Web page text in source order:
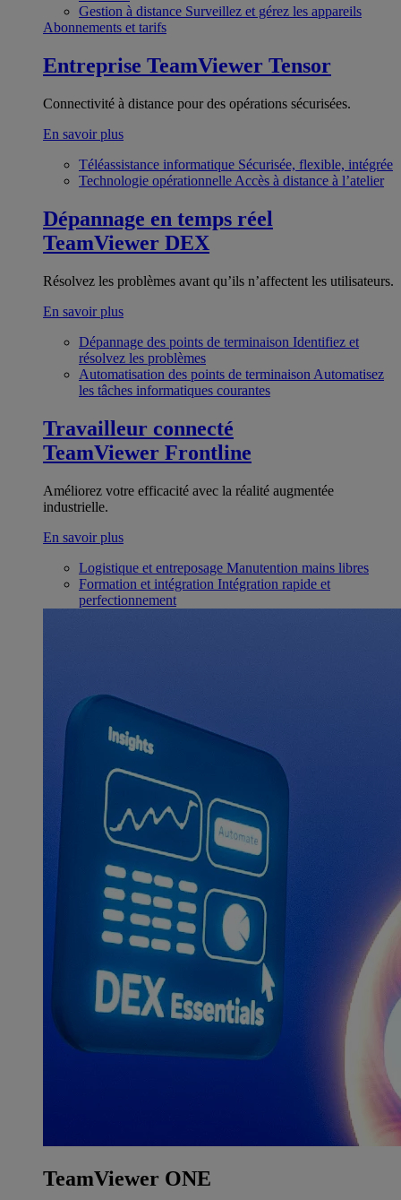
Gestion à distance Surveillez et gérez les appareils
Abonnements et tarifs
Entreprise TeamViewer Tensor
Connectivité à distance pour des opérations sécurisées.
En savoir plus
Téléassistance informatique Sécurisée, flexible, intégrée
Technologie opérationnelle Accès à distance à l’atelier
Dépannage en temps réel
TeamViewer DEX
Résolvez les problèmes avant qu’ils n’affectent les utilisateurs.
En savoir plus
Dépannage des points de terminaison Identifiez et
résolvez les problèmes
Automatisation des points de terminaison Automatisez
les tâches informatiques courantes
Travailleur connecté
TeamViewer Frontline
Améliorez votre efficacité avec la réalité augmentée
industrielle.
En savoir plus
Logistique et entreposage Manutention mains libres
Formation et intégration Intégration rapide et
perfectionnement
TeamViewer ONE